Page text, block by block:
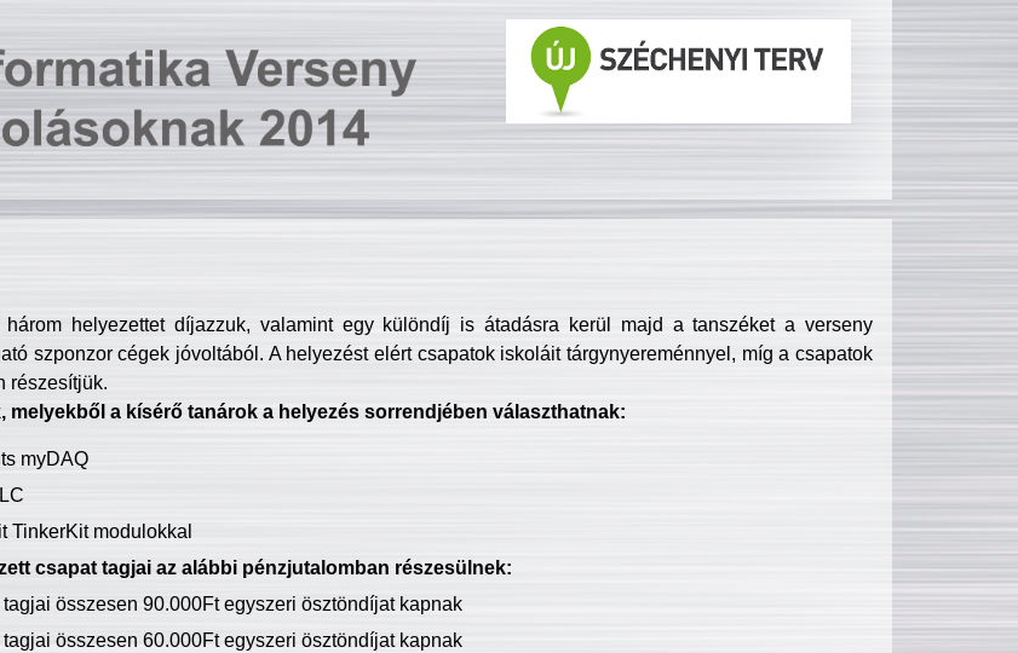
helyezettet díjazzuk, valamint egy különdíj is átadásra kerül majd a tanszéket a verseny
szponzor cégek jóvoltából. A helyezést elért csapatok iskoláit tárgynyereménnyel, míg a csapatok
részesítjük.
melyekből a kísérő tanárok a helyezés sorrendjében választhatnak:
myDAQ
TinkerKit modulokkal
csapat tagjai az alábbi pénzjutalomban részesülnek:
összesen 90.000Ft egyszeri ösztöndíjat kapnak
összesen 60.000Ft egyszeri ösztöndíjat kapnak